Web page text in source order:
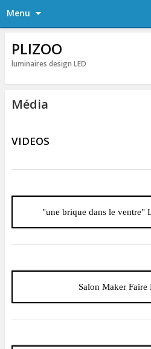
Menu
PLIZOO
luminaires design LED
Média
VIDEOS
"une brique dans le ventre"
Salon Maker